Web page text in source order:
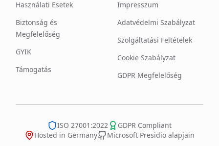
Használati Esetek
Biztonság és
Megfelelőség
GYIK
Támogatás
Impresszum
Adatvédelmi Szabályzat
Szolgáltatási Feltételek
Cookie Szabályzat
GDPR Megfelelőség
ISO 27001:2022
GDPR Compliant
Hosted in Germany
Microsoft Presidio alapjain